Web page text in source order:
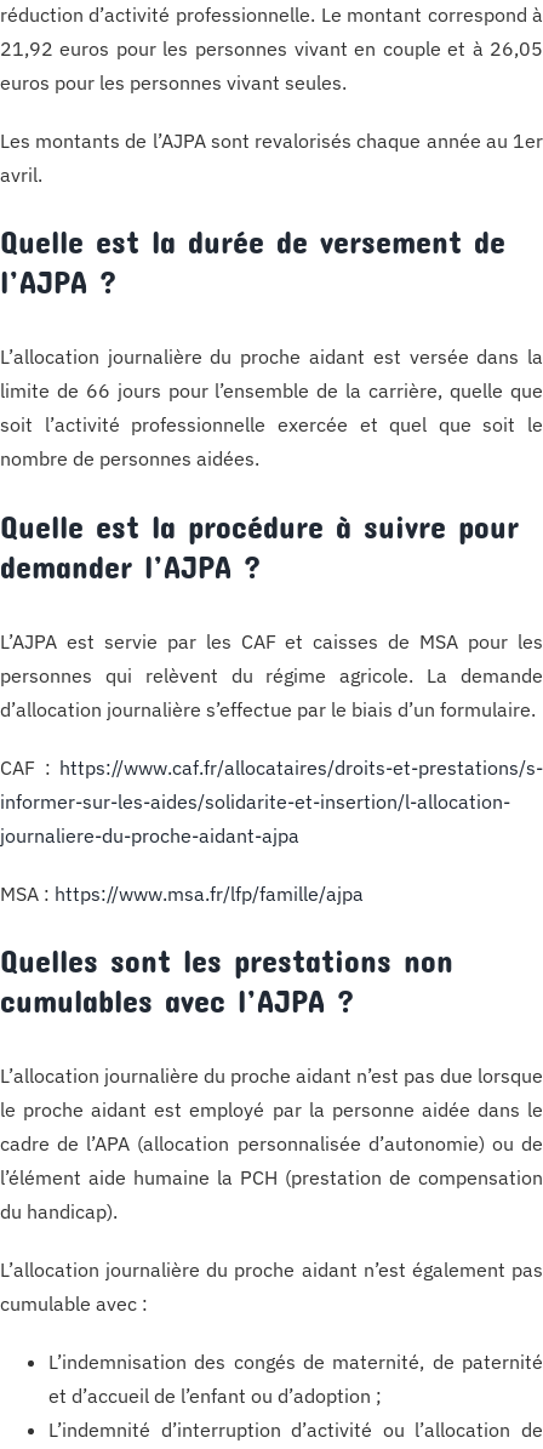
réduction d’activité professionnelle. Le montant correspond à
21,92 euros pour les personnes vivant en couple et à 26,05
euros pour les personnes vivant seules.
Les montants de l’AJPA sont revalorisés chaque année au 1er
avril.
Quelle est la durée de versement de
l’AJPA ?
L’allocation journalière du proche aidant est versée dans la
limite de 66 jours pour l’ensemble de la carrière, quelle que
soit l’activité professionnelle exercée et quel que soit le
nombre de personnes aidées.
Quelle est la procédure à suivre pour
demander l’AJPA ?
L’AJPA est servie par les CAF et caisses de MSA pour les
personnes qui relèvent du régime agricole. La demande
d’allocation journalière s’effectue par le biais d’un formulaire.
CAF : https://www.caf.fr/allocataires/droits-et-prestations/s-
informer-sur-les-aides/solidarite-et-insertion/l-allocation-
journaliere-du-proche-aidant-ajpa
MSA : https://www.msa.fr/lfp/famille/ajpa
Quelles sont les prestations non
cumulables avec l’AJPA ?
L’allocation journalière du proche aidant n’est pas due lorsque
le proche aidant est employé par la personne aidée dans le
cadre de l’APA (allocation personnalisée d’autonomie) ou de
l’élément aide humaine la PCH (prestation de compensation
du handicap).
L’allocation journalière du proche aidant n’est également pas
cumulable avec :
L’indemnisation des congés de maternité, de paternité
et d’accueil de l’enfant ou d’adoption ;
L’indemnité d’interruption d’activité ou l’allocation de